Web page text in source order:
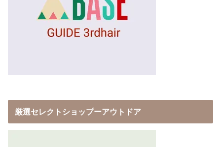
厳選セレクトショップーアウトドア